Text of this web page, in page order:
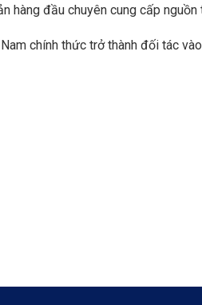
hàng đầu chuyên cung cấp
chính thức trở thành đối tác